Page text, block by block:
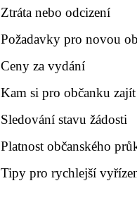
Ztráta nebo odcizení
Požadavky pro novou
Ceny za vydání
Kam si pro občanku zajít
Sledování stavu žádosti
Platnost občanského
Tipy pro rychlejší